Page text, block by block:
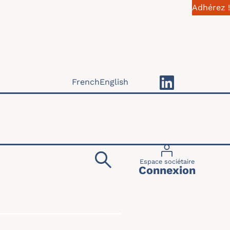
Adhérez !
Menu du
Espace sociétaire
Connexion
FrenchEnglish